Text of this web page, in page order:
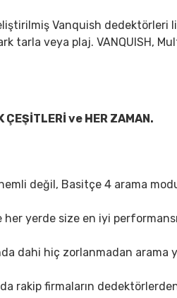
Vanquish
tarla veya plaj. VANQUISH,
ÇEŞİTLERİ ve HER ZAMAN.
değil, Basitçe 4 arama
yerde size en iyi
dahi hiç zorlanmadan arama
rakip firmaların